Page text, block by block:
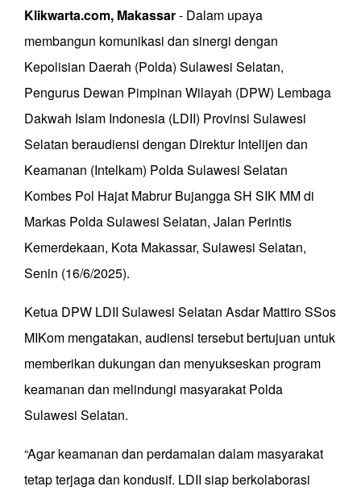
Klikwarta.com, Makassar- Dalam upaya
membangun komunikasi dan sinergi dengan
Kepolisian Daerah (Polda) Sulawesi Selatan,
Pengurus Dewan Pimpinan Wilayah (DPW) Lembaga
Dakwah Islam Indonesia (LDII) Provinsi Sulawesi
Selatan beraudiensi dengan Direktur Intelijen dan
Keamanan (Intelkam) Polda Sulawesi Selatan
Kombes Pol Hajat Mabrur Bujangga SH SIK MM di
Markas Polda Sulawesi Selatan, Jalan Perintis
Kemerdekaan, Kota Makassar, Sulawesi Selatan,
Senin (16/6/2025).
Ketua DPW LDII Sulawesi Selatan Asdar Mattiro SSos
MIKom mengatakan, audiensi tersebut bertujuan untuk
memberikan dukungan dan menyukseskan program
keamanan dan melindungi masyarakat Polda
Sulawesi Selatan.
“Agar keamanan dan perdamaian dalam masyarakat
tetap terjaga dan kondusif. LDII siap berkolaborasi